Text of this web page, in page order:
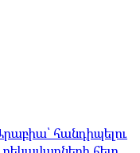
հանդիպելու